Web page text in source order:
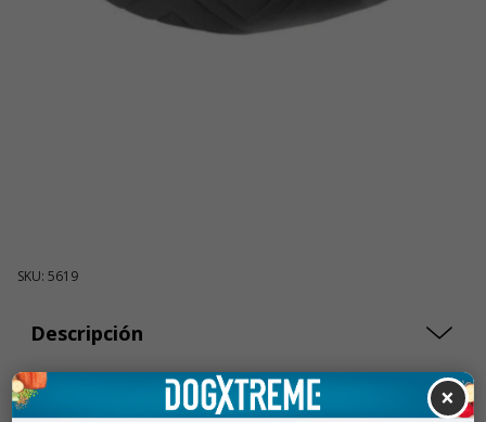
SKU: 5619
Descripción
Cantidad:
$27.990 ×